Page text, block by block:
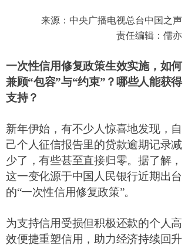
来源：中央广播电视总台中国之声
责任编辑：儒亦
一次性信用修复政策生效实施，如何
兼顾“包容”与“约束” ？哪些人能获得
支持？
新年伊始，有不少人惊喜地发现，自
己个人征信报告里的贷款逾期记录减
少了，有些甚至直接归零。据了解，
这一变化源于中国人民银行近期出台
的“一次性信用修复政策”。
为支持信用受损但积极还款的个人高
效便捷重塑信用，助力经济持续回升